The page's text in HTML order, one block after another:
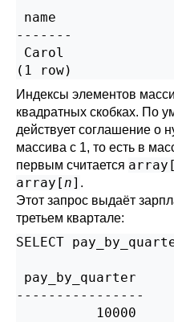
name
-------
Carol
(1 row)
Индексы элементов
квадратных скобках. По
действует соглашение о
массива с 1, то есть в
первым считается
array[n] .
Этот запрос выдаёт
третьем квартале:
SELECT
pay_by_quarter
----------------
          10000